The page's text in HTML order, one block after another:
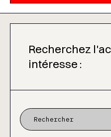
Recherchez
intéresse :